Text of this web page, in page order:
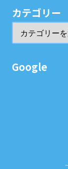
カテゴリー
Google